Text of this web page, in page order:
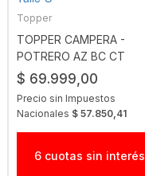
Topper
TOPPER CAMPERA -
POTRERO AZ BC CT
$ 69.999,00
Precio sin Impuestos
Nacionales $ 57.850,41
6 cuotas sin interés